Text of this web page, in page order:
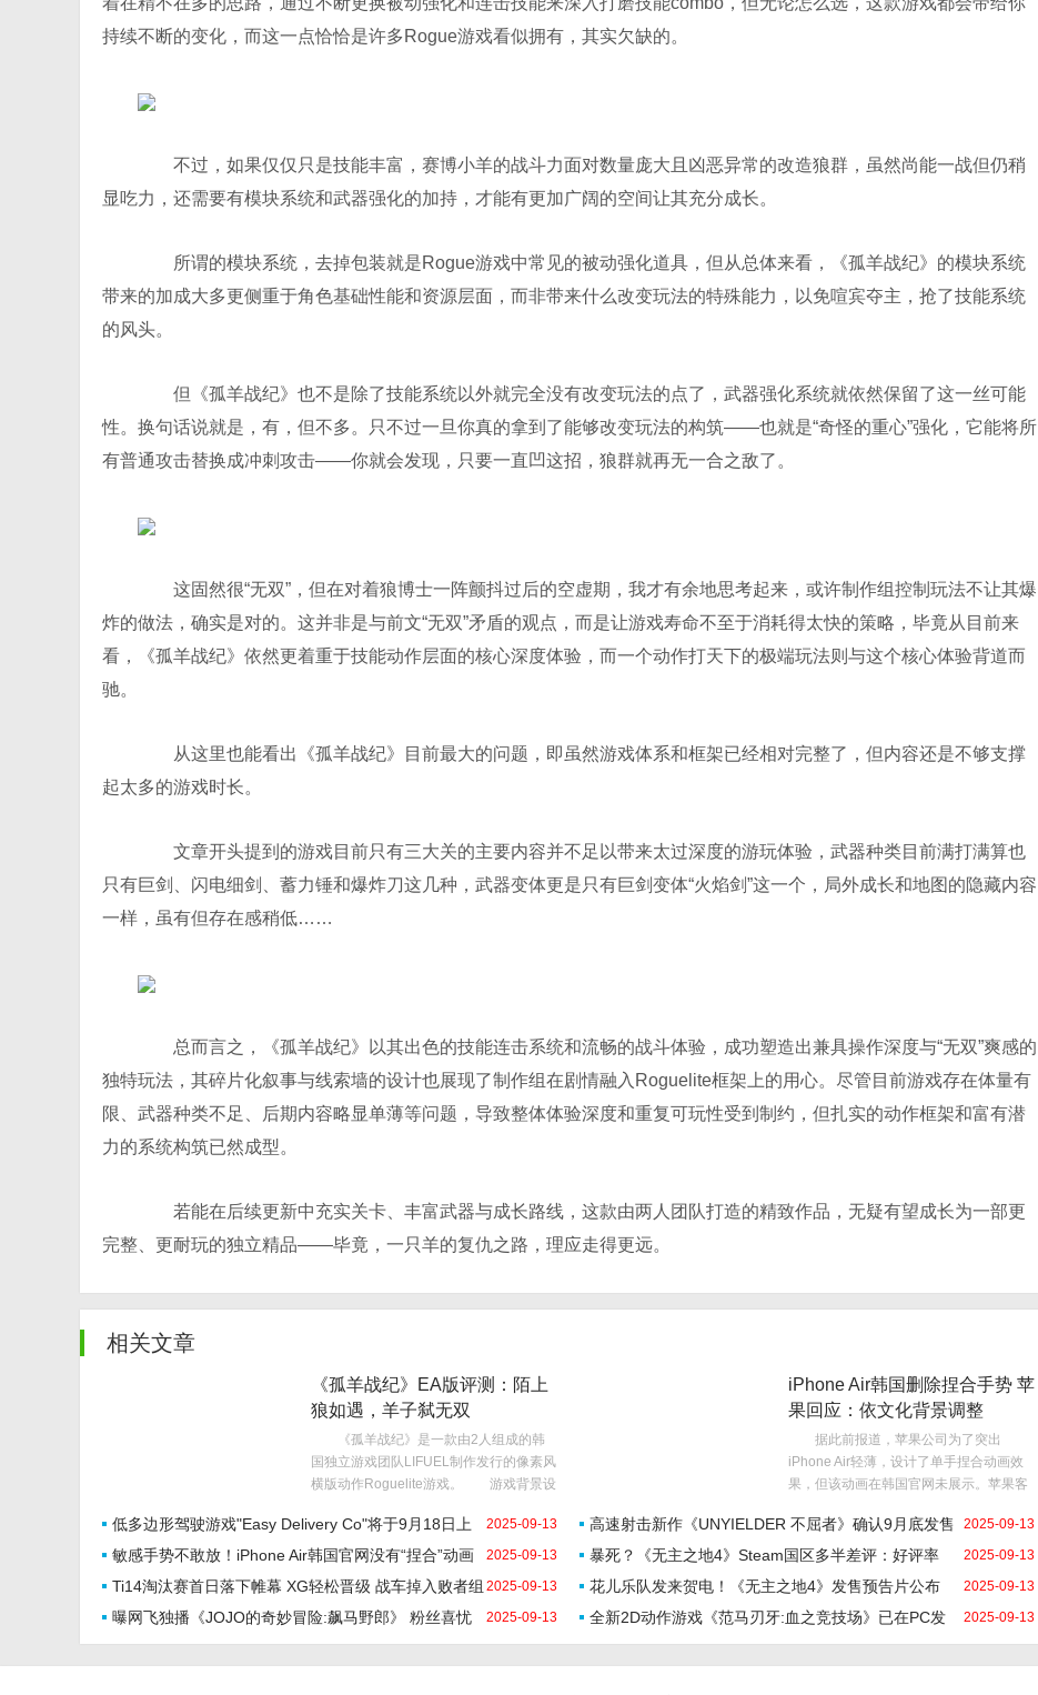
持续不断的变化，而这一点恰恰是许多Rogue游戏看似拥有，其实欠缺的。
不过，如果仅仅只是技能丰富，赛博小羊的战斗力面对数量庞大且凶恶异常的改造狼群，虽然尚能一战但仍稍
显吃力，还需要有模块系统和武器强化的加持，才能有更加广阔的空间让其充分成长。
所谓的模块系统，去掉包装就是Rogue游戏中常见的被动强化道具，但从总体来看，《孤羊战纪》的模块系统
带来的加成大多更侧重于角色基础性能和资源层面，而非带来什么改变玩法的特殊能力，以免喧宾夺主，抢了技能系统
的风头。
但《孤羊战纪》也不是除了技能系统以外就完全没有改变玩法的点了，武器强化系统就依然保留了这一丝可能
性。换句话说就是，有，但不多。只不过一旦你真的拿到了能够改变玩法的构筑——也就是“奇怪的重心”强化，它能将所
有普通攻击替换成冲刺攻击——你就会发现，只要一直凹这招，狼群就再无一合之敌了。
这固然很“无双”，但在对着狼博士一阵颤抖过后的空虚期，我才有余地思考起来，或许制作组控制玩法不让其爆
炸的做法，确实是对的。这并非是与前文“无双”矛盾的观点，而是让游戏寿命不至于消耗得太快的策略，毕竟从目前来
看，《孤羊战纪》依然更着重于技能动作层面的核心深度体验，而一个动作打天下的极端玩法则与这个核心体验背道而
驰。
从这里也能看出《孤羊战纪》目前最大的问题，即虽然游戏体系和框架已经相对完整了，但内容还是不够支撑
起太多的游戏时长。
文章开头提到的游戏目前只有三大关的主要内容并不足以带来太过深度的游玩体验，武器种类目前满打满算也
只有巨剑、闪电细剑、蓄力锤和爆炸刀这几种，武器变体更是只有巨剑变体“火焰剑”这一个，局外成长和地图的隐藏内容
一样，虽有但存在感稍低……
总而言之，《孤羊战纪》以其出色的技能连击系统和流畅的战斗体验，成功塑造出兼具操作深度与“无双”爽感的
独特玩法，其碎片化叙事与线索墙的设计也展现了制作组在剧情融入Roguelite框架上的用心。尽管目前游戏存在体量有
限、武器种类不足、后期内容略显单薄等问题，导致整体体验深度和重复可玩性受到制约，但扎实的动作框架和富有潜
力的系统构筑已然成型。
若能在后续更新中充实关卡、丰富武器与成长路线，这款由两人团队打造的精致作品，无疑有望成长为一部更
完整、更耐玩的独立精品——毕竟，一只羊的复仇之路，理应走得更远。
相关文章
《孤羊战纪》EA版评测：陌上
狼如遇，羊子弑无双
《孤羊战纪》是一款由2人组成的韩
国独立游戏团队LIFUEL制作发行的像素风
横版动作Roguelite游戏。 游戏背景设
的世界，但狼族的狼博士某天从天外陨石
里发现了一种全新的能源“玛尼乌姆
iPhone Air韩国删除捏合手势 苹
果回应：依文化背景调整
据此前报道，苹果公司为了突出
iPhone Air轻薄，设计了单手捏合动画效
果，但该动画在韩国官网未展示。苹果客
化背景进行调查，并适当调整，韩国市场
也不例外。 在中国、美国和日本等国
2025-09-13
低多边形驾驶游戏"Easy Delivery Co"将于9月18日上
线!
2025-09-13
高速射击新作《UNYIELDER 不屈者》确认9月底发售
2025-09-13
敏感手势不敢放！iPhone Air韩国官网没有“捏合”动画 2025-09-13
暴死？《无主之地4》Steam国区多半差评：好评率
29%
2025-09-13
Ti14淘汰赛首日落下帷幕 XG轻松晋级 战车掉入败者组 2025-09-13
花儿乐队发来贺电！《无主之地4》发售预告片公布
2025-09-13
曝网飞独播《JOJO的奇妙冒险:飙马野郎》 粉丝喜忧
参半
2025-09-13
全新2D动作游戏《范马刃牙:血之竞技场》已在PC发
售！